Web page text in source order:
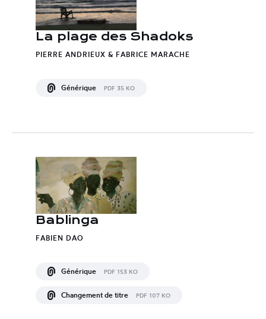
La plage des Shadoks
PIERRE ANDRIEUX & FABRICE MARACHE
Générique PDF 35 KO
Bablinga
FABIEN DAO
Générique PDF 153 KO
Changement de titre PDF 107 KO